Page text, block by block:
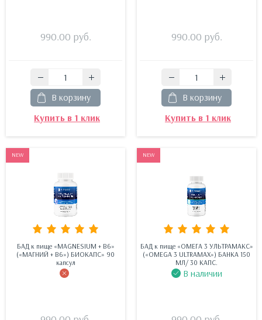
990.00 руб.
В корзину
Купить в 1 клик
990.00 руб.
В корзину
Купить в 1 клик
NEW
БАД к пище «MAGNESIUM + В6»
(«МАГНИЙ + В6») БИОКАПС» 90
капсул
NEW
БАД к пище «ОМЕГА 3 УЛЬТРАМАКС»
(«OMEGA 3 ULTRAMAX») БАНКА 150
МЛ/ 30 КАПС.
В наличии